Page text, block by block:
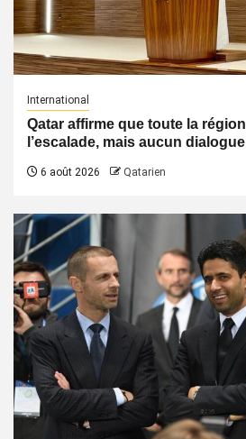
International
Qatar affirme que toute la
l’escalade, mais aucun
6 août 2026 Qatarien